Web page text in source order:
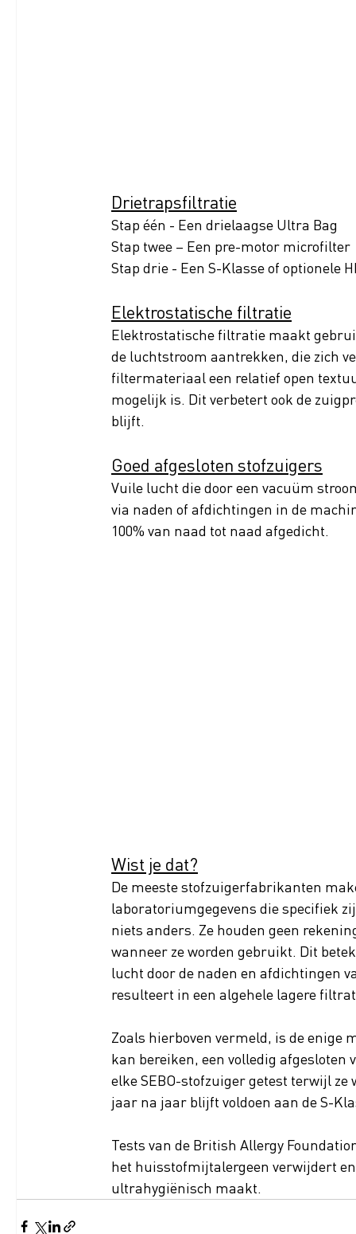
Drietrapsfiltratie
Stap één - Een drielaagse Ultra Bag
Stap twee – Een pre-motor microfilter
Stap drie - Een S-Klasse of optionele
Elektrostatische filtratie
Elektrostatische filtratie maakt
de luchtstroom aantrekken, die zich
filtermateriaal een relatief open
mogelijk is. Dit verbetert ook de
blijft.
Goed afgesloten stofzuigers
Vuile lucht die door een vacuüm
via naden of afdichtingen in de
100% van naad tot naad afgedicht.
Wist je dat?
De meeste stofzuigerfabrikanten
laboratoriumgegevens die specifiek
niets anders. Ze houden geen
wanneer ze worden gebruikt. Dit
lucht door de naden en afdichtingen
resulteert in een algehele lagere
Zoals hierboven vermeld, is de
kan bereiken, een volledig
elke SEBO-stofzuiger getest terwijl
jaar na jaar blijft voldoen aan de S-
Tests van de British Allergy
het huisstofmijtalergeen verwijdert
ultrahygiënisch maakt.